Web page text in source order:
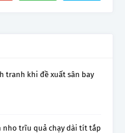
tranh khi đề xuất sân bay
nho trĩu quả chạy dài tít tắp